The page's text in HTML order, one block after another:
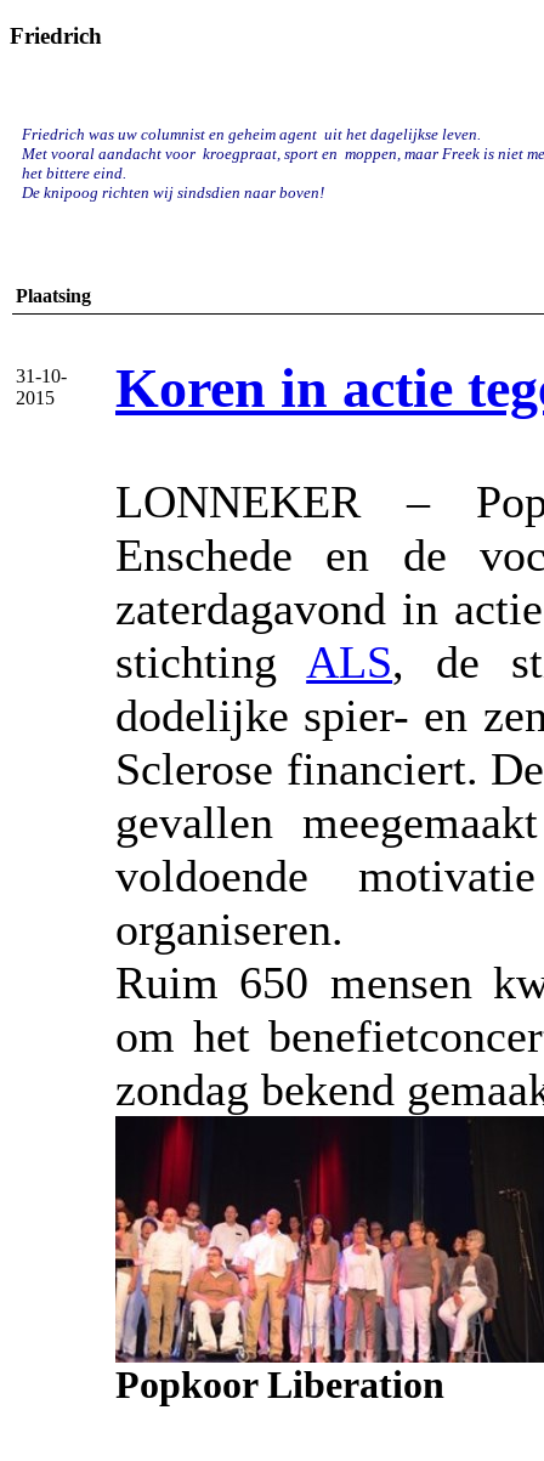
Friedrich
Friedrich was uw columnist en geheim agent uit het dagelijkse leven.
Met vooral aandacht voor kroegpraat, sport en moppen, maar Freek is niet
het bittere eind.
De knipoog richten wij sindsdien naar boven!
Plaatsing
31-10-
2015
Koren in actie
LONNEKER –
Enschede en de
zaterdagavond in
stichtingALS, de
dodelijke spier- en
Sclerose financiert.
gevallen
voldoende
organiseren.
Ruim 650 mensen
om het
zondag bekend
Popkoor Liberation